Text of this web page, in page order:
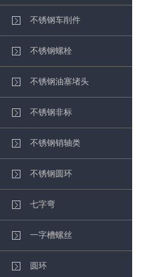
不锈钢车削件
不锈钢螺栓
不锈钢油塞堵头
不锈钢非标
不锈钢销轴类
不锈钢圆环
七字弯
一字槽螺丝
圆环